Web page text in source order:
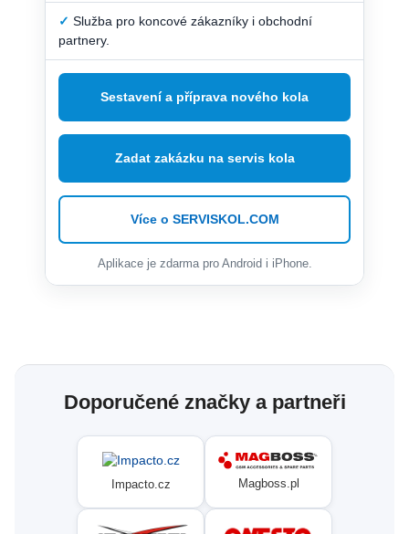
✓ Služba pro koncové zákazníky i obchodní
partnery.
Sestavení a příprava nového kola
Zadat zakázku na servis kola
Více o SERVISKOL.COM
Aplikace je zdarma pro Android i iPhone.
Doporučené značky a partneři
Impacto.cz Magboss.pl